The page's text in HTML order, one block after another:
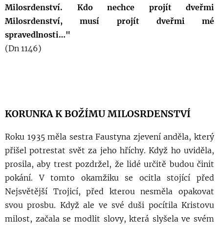
Milosrdenství. Kdo nechce projít dveřmi
Milosrdenství, musí projít dveřmi mé
spravedlnosti…"
(Dn 1146)
KORUNKA K BOŽÍMU MILOSRDENSTVÍ
Roku 1935 měla sestra Faustyna zjevení anděla, který
přišel potrestat svět za jeho hříchy. Když ho uviděla,
prosila, aby trest pozdržel, že lidé určitě budou činit
pokání. V tomto okamžiku se ocitla stojící před
Nejsvětější Trojicí, před kterou nesměla opakovat
svou prosbu. Když ale ve své duši pocítila Kristovu
milost, začala se modlit slovy, která slyšela ve svém